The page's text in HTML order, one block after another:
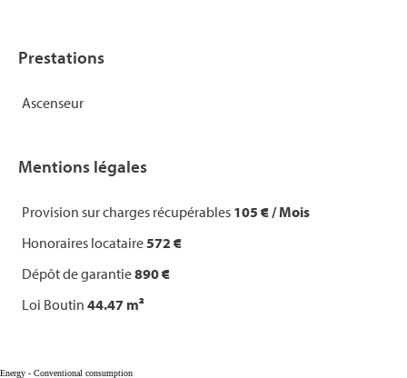
Prestations
Ascenseur
Mentions légales
Provision sur charges récupérables 105 € / Mois
Honoraires locataire572 €
Dépôt de garantie890 €
Loi Boutin 44.47 m²